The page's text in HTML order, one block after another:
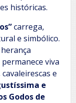
históricas.
carrega,
e simbólico.
viva
e
e
Godos de